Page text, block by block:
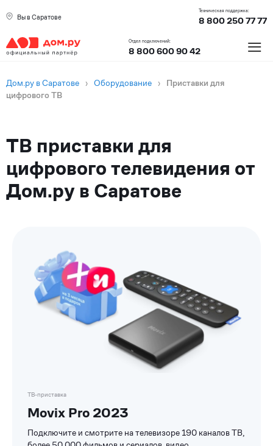
Вы в Саратове
Техническая поддержка:
8 800 250 77 77
Отдел подключений:
8 800 600 90 42 ≡
Дом.ру в Саратове › Оборудование ›
Приставки для
цифрового ТВ
ТВ приставки для
цифрового телевидения от
Дом.ру в Саратове
ТВ-приставка
Movix Pro 2023
Подключите и смотрите на телевизоре 190 каналов ТВ,